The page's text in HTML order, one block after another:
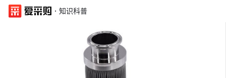
· 知识科普